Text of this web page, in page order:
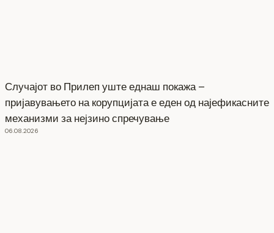
Случајот во Прилеп уште еднаш покажа –
пријавувањето на корупцијата е еден од најефикасните
механизми за нејзино спречување
06.08.2026